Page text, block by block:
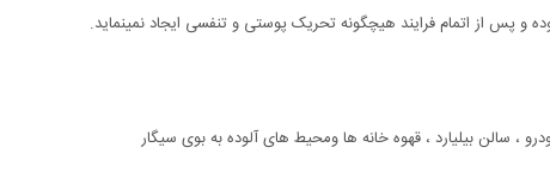
و پس از اتمام فرایند هیچگونه تحریک پوستی و تنفسی ایجاد نمینماید.
، سالن بیلیارد ، قهوه خانه ها ومحیط های آلوده به بوی سیگار